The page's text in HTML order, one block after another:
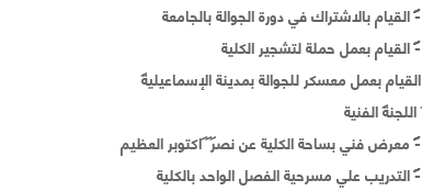
-القيام بالاشتراك في دورة الجوالة بالجامعة
-القيام بعمل حملة لتشجير الكلية
القيام بعمل معسكر للجوالة بمدينة الإسماعيلية
اللجنةالفنية
-معرض فني بساحة الكلية عن نصراكتوبر العظيم
-التدريب علي مسرحية الفصل الواحد بالكلية